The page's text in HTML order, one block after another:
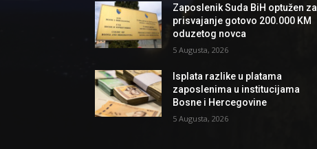
Zaposlenik Suda BiH optužen za
prisvajanje gotovo 200.000 KM
oduzetog novca
5 Augusta, 2026
Isplata razlike u platama
zaposlenima u institucijama
Bosne i Hercegovine
5 Augusta, 2026